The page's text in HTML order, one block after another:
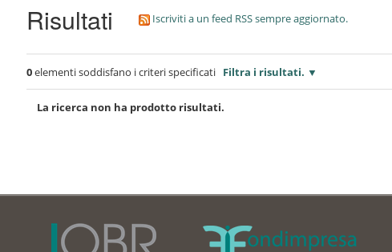
Risultati Iscriviti a un feed RSS sempre aggiornato.
0elementi soddisfano i criteri specificati Filtra i risultati.
La ricerca non ha prodotto risultati.